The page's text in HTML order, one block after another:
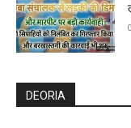
DEORIA